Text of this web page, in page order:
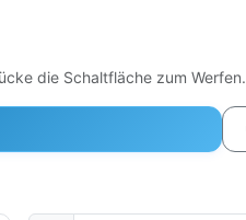
die Schaltfläche zum Werfen.